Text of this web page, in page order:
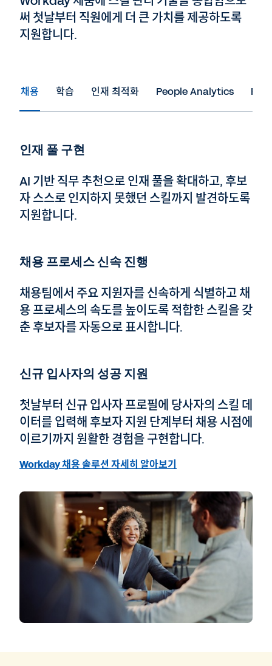
써 첫날부터 직원에게 더 큰 가치를 제공하도록
지원합니다.
채용 학습 인재 최적화 People Analytics
인재 풀 구현
AI 기반 직무 추천으로 인재 풀을 확대하고, 후보
자 스스로 인지하지 못했던 스킬까지 발견하도록
지원합니다.
채용 프로세스 신속 진행
채용팀에서 주요 지원자를 신속하게 식별하고 채
용 프로세스의 속도를 높이도록 적합한 스킬을 갖
춘 후보자를 자동으로 표시합니다.
신규 입사자의 성공 지원
첫날부터 신규 입사자 프로필에 당사자의 스킬 데
이터를 입력해 후보자 지원 단계부터 채용 시점에
이르기까지 원활한 경험을 구현합니다.
Workday 채용 솔루션 자세히 알아보기